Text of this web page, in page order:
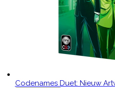
Codenames Duet: Nieuw